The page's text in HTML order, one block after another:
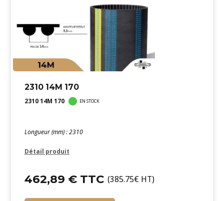
2310 14M 170
2310 14M 170 EN STOCK
Longueur (mm) : 2310
Détail produit
462,89 € TTC (385.75€ HT)